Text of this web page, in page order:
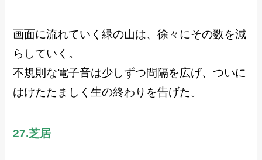
画面に流れていく緑の山は、徐々にその数を減
らしていく。
不規則な電子音は少しずつ間隔を広げ、ついに
はけたたましく生の終わりを告げた。
27.芝居